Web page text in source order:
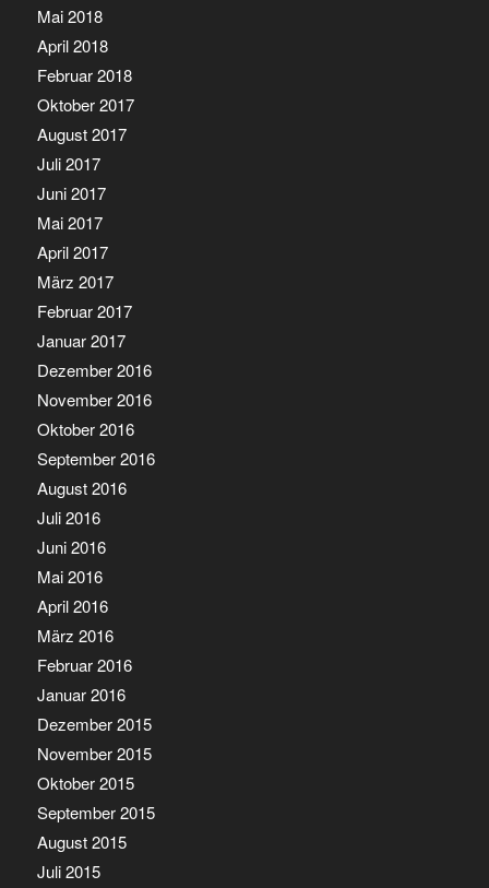
Mai 2018
April 2018
Februar 2018
Oktober 2017
August 2017
Juli 2017
Juni 2017
Mai 2017
April 2017
März 2017
Februar 2017
Januar 2017
Dezember 2016
November 2016
Oktober 2016
September 2016
August 2016
Juli 2016
Juni 2016
Mai 2016
April 2016
März 2016
Februar 2016
Januar 2016
Dezember 2015
November 2015
Oktober 2015
September 2015
August 2015
Juli 2015